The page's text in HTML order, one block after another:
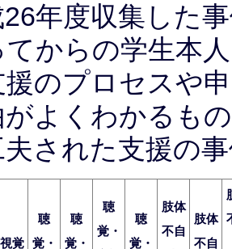
年度収集した
からの学生本
のプロセスや
よくわかるも
された支援の
視覚
聴
覚・
聴
覚・
聴
覚・
聴
覚・
肢体
不自
肢体
不自